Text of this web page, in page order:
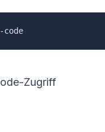
Zugriff